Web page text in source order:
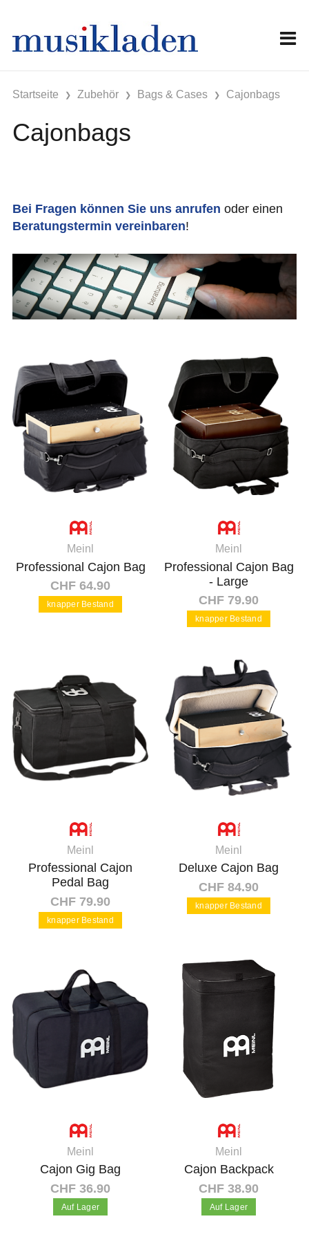
Startseite Zubehör Bags & Cases Cajonbags
Cajonbags
Bei Fragen können Sie uns anrufen oder einen
Beratungstermin vereinbaren!
Meinl
Professional Cajon Bag
CHF 64.90
knapper Bestand
Meinl
Professional Cajon Bag
- Large
CHF 79.90
knapper Bestand
In den Warenkorb
Meinl
Professional Cajon
Pedal Bag
CHF 79.90
knapper Bestand
Meinl
Deluxe Cajon Bag
CHF 84.90
knapper Bestand
Meinl
Cajon Gig Bag
CHF 36.90
Auf Lager
Meinl
Cajon Backpack
CHF 38.90
Auf Lager